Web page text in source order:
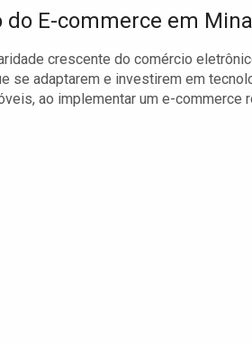
do E-commerce em
crescente do comércio
se adaptarem e investirem em
ao implementar um e-